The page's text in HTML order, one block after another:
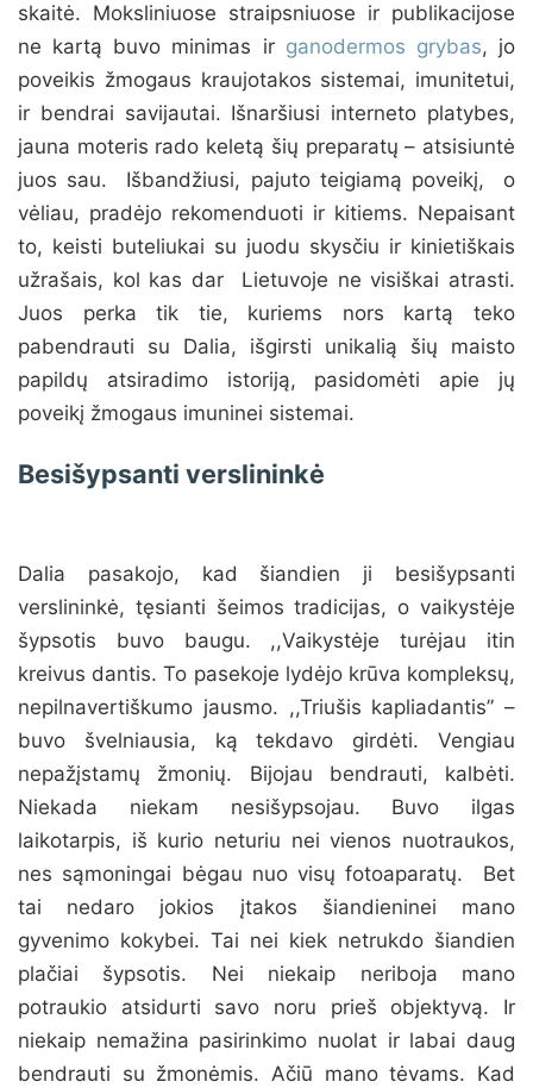
skaitė. Moksliniuose straipsniuose ir publikacijose
ne kartą buvo minimas ir ganodermos grybas, jo
poveikis žmogaus kraujotakos sistemai, imunitetui,
ir bendrai savijautai. Išnaršiusi interneto platybes,
jauna moteris rado keletą šių preparatų – atsisiuntė
juos sau. Išbandžiusi, pajuto teigiamą poveikį, o
vėliau, pradėjo rekomenduoti ir kitiems. Nepaisant
to, keisti buteliukai su juodu skysčiu ir kinietiškais
užrašais, kol kas dar Lietuvoje ne visiškai atrasti.
Juos perka tik tie, kuriems nors kartą teko
pabendrauti su Dalia, išgirsti unikalią šių maisto
papildų atsiradimo istoriją, pasidomėti apie jų
poveikį žmogaus imuninei sistemai.
Besišypsanti verslininkė
Dalia pasakojo, kad šiandien ji besišypsanti
verslininkė, tęsianti šeimos tradicijas, o vaikystėje
šypsotis buvo baugu. ,,Vaikystėje turėjau itin
kreivus dantis. To pasekoje lydėjo krūva kompleksų,
nepilnavertiškumo jausmo. ,,Triušis kapliadantis” –
buvo švelniausia, ką tekdavo girdėti. Vengiau
nepažįstamų žmonių. Bijojau bendrauti, kalbėti.
Niekada niekam nesišypsojau. Buvo ilgas
laikotarpis, iš kurio neturiu nei vienos nuotraukos,
nes sąmoningai bėgau nuo visų fotoaparatų. Bet
tai nedaro jokios įtakos šiandieninei mano
gyvenimo kokybei. Tai nei kiek netrukdo šiandien
plačiai šypsotis. Nei niekaip neriboja mano
potraukio atsidurti savo noru prieš objektyvą. Ir
niekaip nemažina pasirinkimo nuolat ir labai daug
bendrauti su žmonėmis. Ačiū mano tėvams. Kad